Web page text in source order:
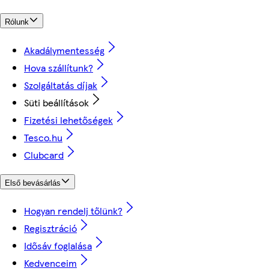
Rólunk
Akadálymentesség
Hova szállítunk?
Szolgáltatás díjak
Süti beállítások
Fizetési lehetőségek
Tesco.hu
Clubcard
Első bevásárlás
Hogyan rendelj tőlünk?
Regisztráció
Idősáv foglalása
Kedvenceim